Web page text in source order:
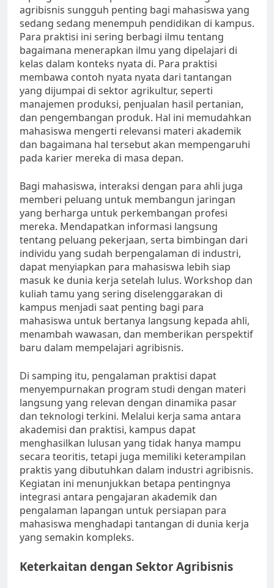
agribisnis sungguh penting bagi mahasiswa yang
sedang sedang menempuh pendidikan di kampus.
Para praktisi ini sering berbagi ilmu tentang
bagaimana menerapkan ilmu yang dipelajari di
kelas dalam konteks nyata di. Para praktisi
membawa contoh nyata nyata dari tantangan
yang dijumpai di sektor agrikultur, seperti
manajemen produksi, penjualan hasil pertanian,
dan pengembangan produk. Hal ini memudahkan
mahasiswa mengerti relevansi materi akademik
dan bagaimana hal tersebut akan mempengaruhi
pada karier mereka di masa depan.
Bagi mahasiswa, interaksi dengan para ahli juga
memberi peluang untuk membangun jaringan
yang berharga untuk perkembangan profesi
mereka. Mendapatkan informasi langsung
tentang peluang pekerjaan, serta bimbingan dari
individu yang sudah berpengalaman di industri,
dapat menyiapkan para mahasiswa lebih siap
masuk ke dunia kerja setelah lulus. Workshop dan
kuliah tamu yang sering diselenggarakan di
kampus menjadi saat penting bagi para
mahasiswa untuk bertanya langsung kepada ahli,
menambah wawasan, dan memberikan perspektif
baru dalam mempelajari agribisnis.
Di samping itu, pengalaman praktisi dapat
menyempurnakan program studi dengan materi
langsung yang relevan dengan dinamika pasar
dan teknologi terkini. Melalui kerja sama antara
akademisi dan praktisi, kampus dapat
menghasilkan lulusan yang tidak hanya mampu
secara teoritis, tetapi juga memiliki keterampilan
praktis yang dibutuhkan dalam industri agribisnis.
Kegiatan ini menunjukkan betapa pentingnya
integrasi antara pengajaran akademik dan
pengalaman lapangan untuk persiapan para
mahasiswa menghadapi tantangan di dunia kerja
yang semakin kompleks.
Keterkaitan dengan Sektor Agribisnis